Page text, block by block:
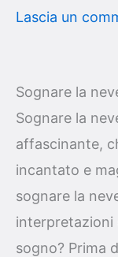
Lascia un
Sognare la
Sognare la
affascinante,
incantato e
sognare la
interpretazioni
sogno? Prima